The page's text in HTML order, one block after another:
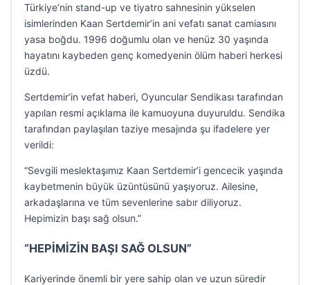
Türkiye’nin stand-up ve tiyatro sahnesinin yükselen
isimlerinden Kaan Sertdemir’in ani vefatı sanat camiasını
yasa boğdu. 1996 doğumlu olan ve henüz 30 yaşında
hayatını kaybeden genç komedyenin ölüm haberi herkesi
üzdü.
Sertdemir’in vefat haberi, Oyuncular Sendikası tarafından
yapılan resmi açıklama ile kamuoyuna duyuruldu. Sendika
tarafından paylaşılan taziye mesajında şu ifadelere yer
verildi:
“Sevgili meslektaşımız Kaan Sertdemir’i gencecik yaşında
kaybetmenin büyük üzüntüsünü yaşıyoruz. Ailesine,
arkadaşlarına ve tüm sevenlerine sabır diliyoruz.
Hepimizin başı sağ olsun.”
“HEPİMİZİN BAŞI SAĞ OLSUN”
Kariyerinde önemli bir yere sahip olan ve uzun süredir